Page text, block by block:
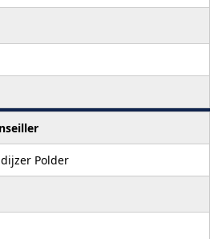
Polder